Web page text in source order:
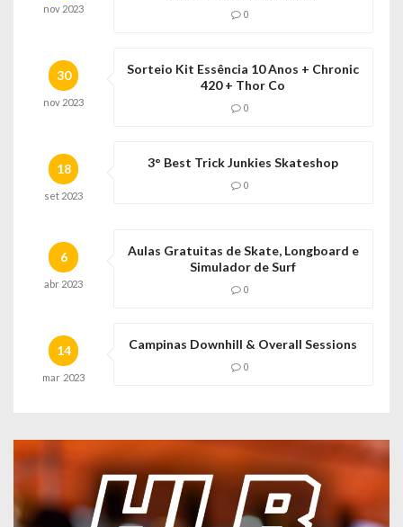
nov 2023
0
30
nov 2023
Sorteio Kit Essência 10 Anos + Chronic
420 + Thor Co
0
18
set 2023
3° Best Trick Junkies Skateshop
0
6
abr 2023
Aulas Gratuitas de Skate, Longboard e
Simulador de Surf
0
14
mar 2023
Campinas Downhill & Overall Sessions
0